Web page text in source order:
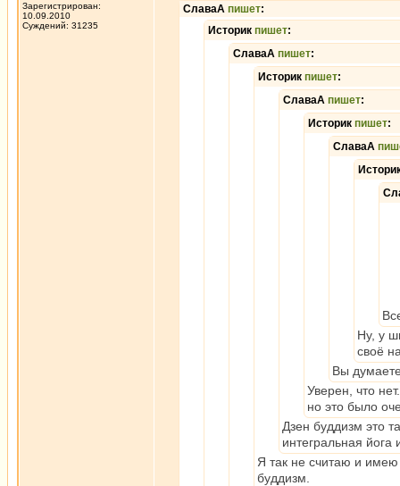
Зарегистрирован:
10.09.2010
Суждений: 31235
СлаваА пишет:
Историк пишет:
СлаваА пишет:
Историк пишет:
СлаваА пишет:
Историк пишет:
СлаваА
Ну, у
своё
Вы
Уверен, что
но это было
Дзен буддизм это
интегральная йога
Я так не считаю и
буддизм.